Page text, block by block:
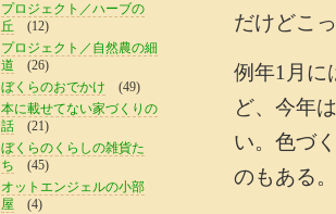
だけどこ
例年1月に
ど、今年
い。色づ
のもある
プロジェクト／ハーブの
丘 (12)
プロジェクト／自然農の細
道 (26)
ぼくらのおでかけ (49)
本に載せてない家づくりの
話 (21)
ぼくらのくらしの雑貨た
ち (45)
オットエンジェルの小部
屋 (4)